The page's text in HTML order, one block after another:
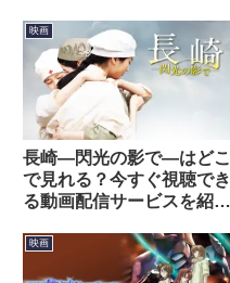
映画
長崎―閃光の影で―はどこ
で見れる？今すぐ視聴でき
る動画配信サービスを紹
映画